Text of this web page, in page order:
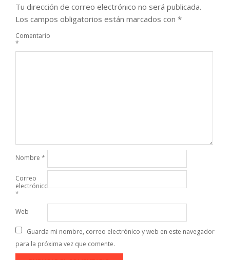
Tu dirección de correo electrónico no será publicada.
Los campos obligatorios están marcados con *
Comentario
*
Nombre *
Correo
electrónico
*
Web
Guarda mi nombre, correo electrónico y web en este navegador
para la próxima vez que comente.